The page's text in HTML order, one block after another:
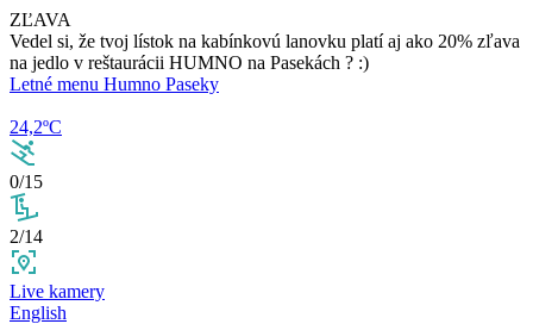
ZĽAVA
Vedel si, že tvoj lístok na kabínkovú lanovku platí aj ako 20% zľava
na jedlo v reštaurácii HUMNO na Pasekách ? :)
Letné menu Humno Paseky
24,2ºC
0/15
2/14
Live kamery
English